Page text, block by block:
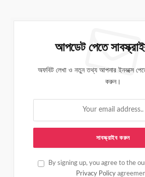
আপডেট পেতে
অফবিট লেখা ও নতুন তথ্য আপনার ইনবক্সে
করুন।
By signing up, you agree to the
Privacy Policy